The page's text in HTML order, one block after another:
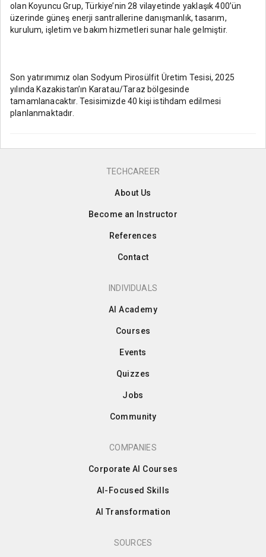
olan Koyuncu Grup, Türkiye’nin 28 vilayetinde yaklaşık 400’ün
üzerinde güneş enerji santrallerine danışmanlık, tasarım,
kurulum, işletim ve bakım hizmetleri sunar hale gelmiştir.
Son yatırımımız olan Sodyum Pirosülfit Üretim Tesisi, 2025
yılında Kazakistan’ın Karatau/Taraz bölgesinde
tamamlanacaktır. Tesisimizde 40 kişi istihdam edilmesi
planlanmaktadır.
TECHCAREER
About Us
Become an Instructor
References
Contact
INDIVIDUALS
AI Academy
Courses
Events
Quizzes
Jobs
Community
COMPANIES
Corporate AI Courses
AI-Focused Skills
AI Transformation
SOURCES